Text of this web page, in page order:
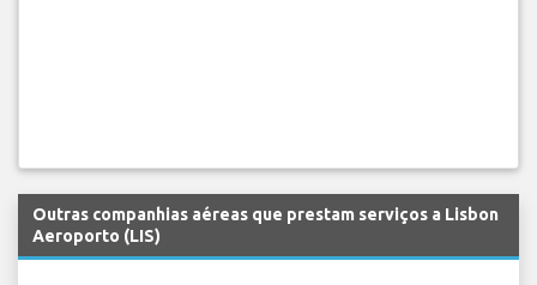
Outras companhias aéreas que prestam serviços a Lisbon
Aeroporto (LIS)